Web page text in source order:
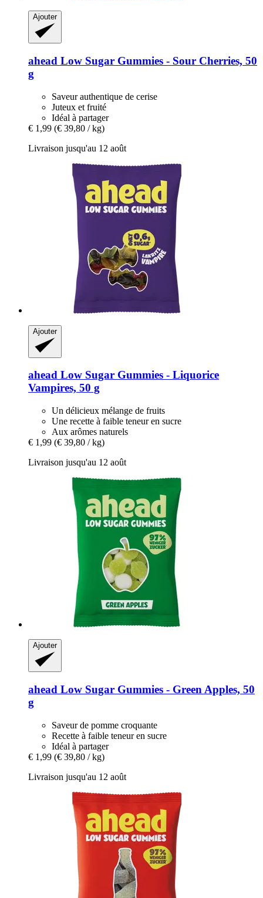
Ajouter
ahead Low Sugar Gummies -​ Sour Cherries, 50
g
Saveur authentique de cerise
Juteux et fruité
Idéal à partager
€ 1,99 (€ 39,80 / kg)
Livraison jusqu'au 12 août
Ajouter
ahead Low Sugar Gummies -​ Liquorice
Vampires, 50 g
Un délicieux mélange de fruits
Une recette à faible teneur en sucre
Aux arômes naturels
€ 1,99 (€ 39,80 / kg)
Livraison jusqu'au 12 août
Ajouter
ahead Low Sugar Gummies -​ Green Apples, 50
g
Saveur de pomme croquante
Recette à faible teneur en sucre
Idéal à partager
€ 1,99 (€ 39,80 / kg)
Livraison jusqu'au 12 août